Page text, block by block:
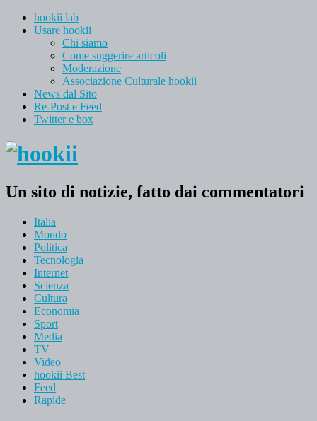
hookii lab
Usare hookii
Chi siamo
Come suggerire articoli
Moderazione
Associazione Culturale hookii
News dal Sito
Re-Post e Feed
Twitter e box
Un sito di notizie, fatto dai commentatori
Italia
Mondo
Politica
Tecnologia
Internet
Scienza
Cultura
Economia
Sport
Media
TV
Video
hookii Best
Feed
Rapide